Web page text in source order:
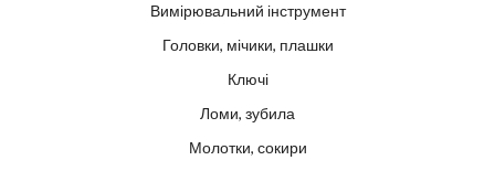
Вимірювальний інструмент
Головки, мічики, плашки
Ключі
Ломи, зубила
Молотки, сокири